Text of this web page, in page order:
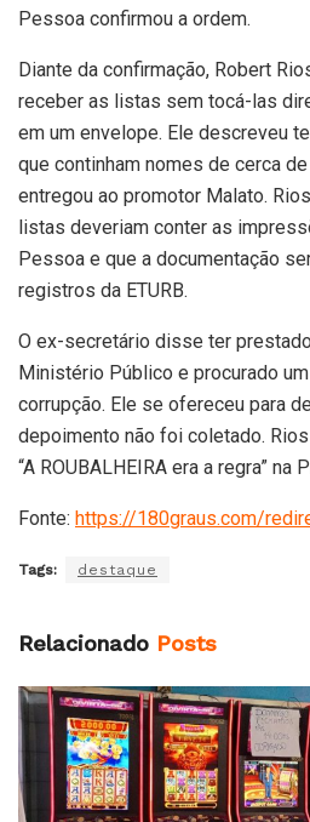
Pessoa confirmou a ordem.
Diante da confirmação, Robert
receber as listas sem tocá-las
em um envelope. Ele descreveu
que continham nomes de cerca
entregou ao promotor Malato.
listas deveriam conter as
Pessoa e que a documentação
registros da ETURB.
O ex-secretário disse ter
Ministério Público e procurado
corrupção. Ele se ofereceu para
depoimento não foi coletado.
“A ROUBALHEIRA era a regra” na
Fonte: https://180graus.com/
Tags: destaque
Relacionado Posts